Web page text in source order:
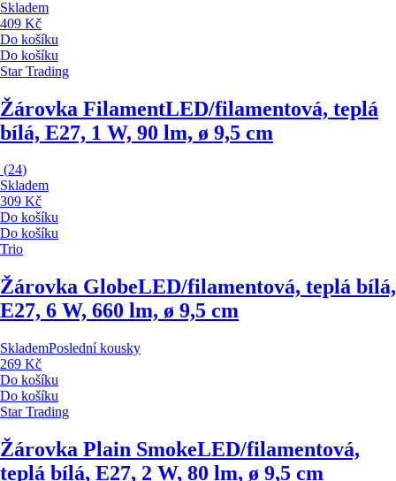
Skladem
409 Kč
Do košíku
Do košíku
Star Trading
Žárovka FilamentLED/filamentová, teplá
bílá, E27, 1 W, 90 lm, ø 9,5 cm
(24)
Skladem
309 Kč
Do košíku
Do košíku
Trio
Žárovka GlobeLED/filamentová, teplá bílá,
E27, 6 W, 660 lm, ø 9,5 cm
SklademPoslední kousky
269 Kč
Do košíku
Do košíku
Star Trading
Žárovka Plain SmokeLED/filamentová,
teplá bílá, E27, 2 W, 80 lm, ø 9,5 cm